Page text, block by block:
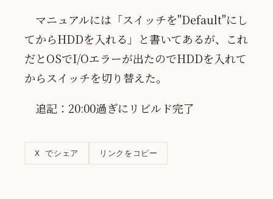
マニュアルには「スイッチを"Default"にし
てからHDDを入れる」と書いてあるが、これ
だとOSでI/Oエラーが出たのでHDDを入れて
からスイッチを切り替えた。
追記：20:00過ぎにリビルド完了
X でシェア リンクをコピー